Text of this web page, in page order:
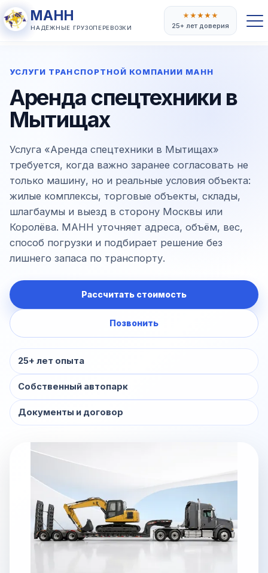
МАНН
НАДЁЖНЫЕ ГРУЗОПЕРЕВОЗКИ
★★★★★
25+ лет доверия
УСЛУГИ ТРАНСПОРТНОЙ КОМПАНИИ МАНН
Аренда спецтехники в
Мытищах
Услуга «Аренда спецтехники в Мытищах»
требуется, когда важно заранее согласовать не
только машину, но и реальные условия объекта:
жилые комплексы, торговые объекты, склады,
шлагбаумы и выезд в сторону Москвы или
Королёва. МАНН уточняет адреса, объём, вес,
способ погрузки и подбирает решение без
лишнего запаса по транспорту.
Рассчитать стоимость
Позвонить
25+ лет опыта
Собственный автопарк
Документы и договор